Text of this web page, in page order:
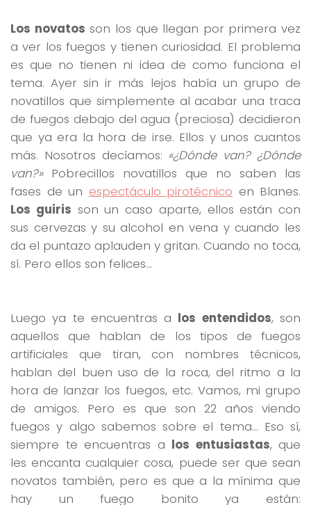
Los novatos son los que llegan por primera vez
a ver los fuegos y tienen curiosidad. El problema
es que no tienen ni idea de como funciona el
tema. Ayer sin ir más lejos había un grupo de
novatillos que simplemente al acabar una traca
de fuegos debajo del agua (preciosa) decidieron
que ya era la hora de irse. Ellos y unos cuantos
más. Nosotros decíamos: «¿Dónde van? ¿Dónde
van?»Pobrecillos novatillos que no saben las
fases de un espectáculo pirotécnico en Blanes.
Los guiris son un caso aparte, ellos están con
sus cervezas y su alcohol en vena y cuando les
da el puntazo aplauden y gritan. Cuando no toca,
sí. Pero ellos son felices…
Luego ya te encuentras a los entendidos, son
aquellos que hablan de los tipos de fuegos
artificiales que tiran, con nombres técnicos,
hablan del buen uso de la roca, del ritmo a la
hora de lanzar los fuegos, etc. Vamos, mi grupo
de amigos. Pero es que son 22 años viendo
fuegos y algo sabemos sobre el tema… Eso sí,
siempre te encuentras a los entusiastas, que
les encanta cualquier cosa, puede ser que sean
novatos también, pero es que a la mínima que
hay un fuego bonito ya están: